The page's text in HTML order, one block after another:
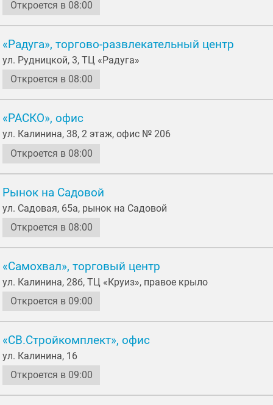
Откроется в 08:00
«Радуга», торгово-развлекательный центр
ул. Рудницкой, 3, ТЦ «Радуга»
Откроется в 08:00
«РАСКО», офис
ул. Калинина, 38, 2 этаж, офис № 206
Откроется в 08:00
Рынок на Садовой
ул. Садовая, 65а, рынок на Садовой
Откроется в 08:00
«Самохвал», торговый центр
ул. Калинина, 28б, ТЦ «Круиз», правое крыло
Откроется в 09:00
«СВ.Стройкомплект», офис
ул. Калинина, 16
Откроется в 09:00